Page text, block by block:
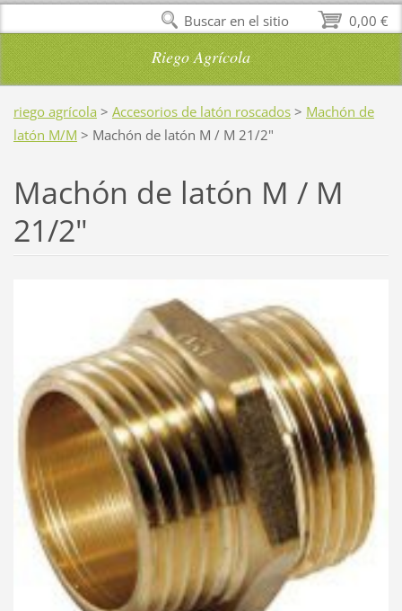
Riego Agrícola
riego agrícola > Accesorios de latón roscados > Machón de
latón M/M > Machón de latón M / M 21/2"
Machón de latón M / M
21/2"
0,00 €
Buscar en el sitio